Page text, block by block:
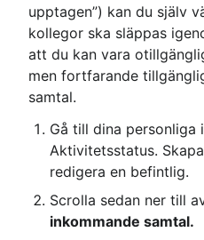
upptagen”) kan du själv
kollegor ska släppas
att du kan vara
men fortfarande
samtal.
Gå till dina personliga
Aktivitetsstatus.
redigera en befintlig.
Scrolla sedan ner till
inkommande samtal.